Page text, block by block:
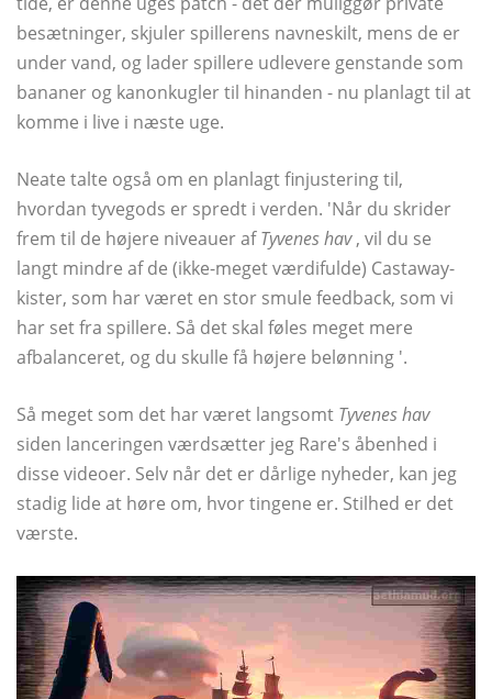
besætninger, skjuler spillerens navneskilt, mens de er
under vand, og lader spillere udlevere genstande som
bananer og kanonkugler til hinanden - nu planlagt til at
komme i live i næste uge.
Neate talte også om en planlagt finjustering til,
hvordan tyvegods er spredt i verden. 'Når du skrider
frem til de højere niveauer afTyvenes hav, vil du se
langt mindre af de (ikke-meget værdifulde) Castaway-
kister, som har været en stor smule feedback, som vi
har set fra spillere. Så det skal føles meget mere
afbalanceret, og du skulle få højere belønning '.
Så meget som det har været langsomt Tyvenes hav
siden lanceringen værdsætter jeg Rare's åbenhed i
disse videoer. Selv når det er dårlige nyheder, kan jeg
stadig lide at høre om, hvor tingene er. Stilhed er det
værste.